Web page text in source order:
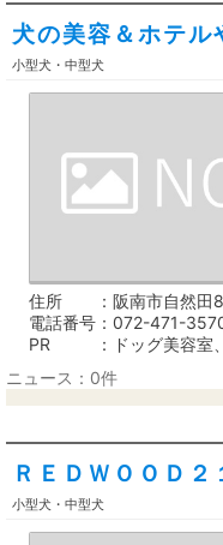
犬の美容＆ホテル
小型犬・中型犬
住所
阪南市自然田
電話番号
072-471-
PR
ドッグ美容室
ニュース：0件
ＲＥＤＷＯＯＤ２
小型犬・中型犬